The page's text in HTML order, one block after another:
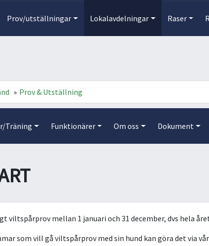
Prov/utställningar Lokalavdelningar Raser
» Prov & Utställning
Träning Funktionärer Om oss Dokument
viltspårprov mellan 1 januari och 31 december, dvs hela
som vill gå viltspårprov med sin hund kan göra det via